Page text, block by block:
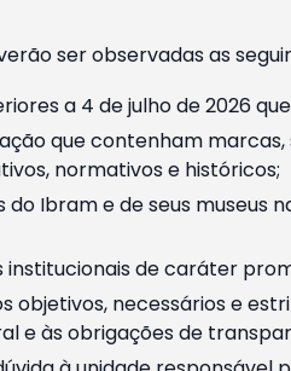
ser observadas as
a 4 de julho de 2026
que contenham
normativos e históricos;
Ibram e de seus museus
institucionais de caráter
objetivos, necessários e
e às obrigações de